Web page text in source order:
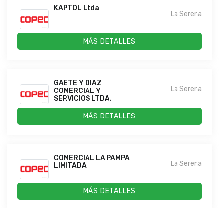
KAPTOL Ltda
La Serena
MÁS DETALLES
GAETE Y DIAZ
COMERCIAL Y
SERVICIOS LTDA.
La Serena
MÁS DETALLES
COMERCIAL LA PAMPA
LIMITADA
La Serena
MÁS DETALLES